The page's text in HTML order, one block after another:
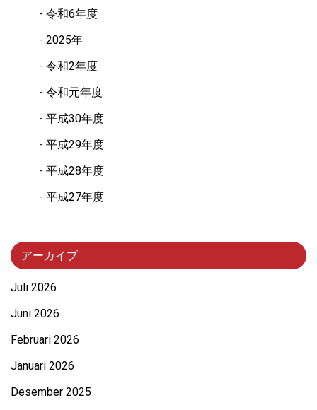
令和6年度
2025年
令和2年度
令和元年度
平成30年度
平成29年度
平成28年度
平成27年度
アーカイブ
Juli 2026
Juni 2026
Februari 2026
Januari 2026
Desember 2025